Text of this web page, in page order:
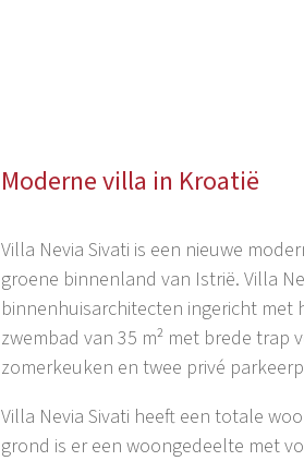
Moderne villa in Kroatië
Villa Nevia Sivati is een nieuwe
groene binnenland van Istrië. Villa
binnenhuisarchitecten ingericht met
zwembad van 35 m² met brede
zomerkeuken en twee privé
Villa Nevia Sivati heeft een totale
grond is er een woongedeelte met